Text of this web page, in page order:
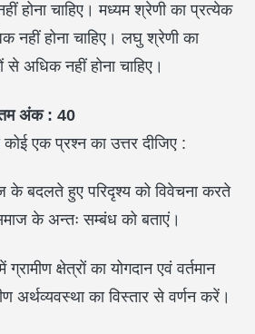
होना चाहिए। मध्यम श्रेणी का प्रत्येक
नहीं होना चाहिए। लघु श्रेणी का
अधिक नहीं होना चाहिए।
अंक : 40
एक प्रश्न का उत्तर दीजिए :
के बदलते हुए परिदृश्य को विवेचना करते
के अन्तः सम्बंध को बताएं।
क्षेत्रों का योगदान एवं वर्तमान
अर्थव्यवस्था का विस्तार से वर्णन करें।